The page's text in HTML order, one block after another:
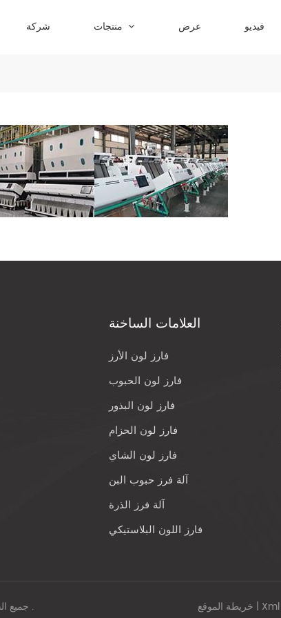
شركة عرض فيديو
العلامات الساخنة
فارز لون الأرز
فارز لون الحبوب
فارز لون البذور
فارز لون الحزام
فارز لون الشاي
آلة فرز حبوب البن
آلة فرز الذرة
فارز اللون البلاستيكي
© 2026 Hefei Meixing Intelligent Technology Co., Ltd جميع الحقوق محفوظة . خريطة الموقع | Xml